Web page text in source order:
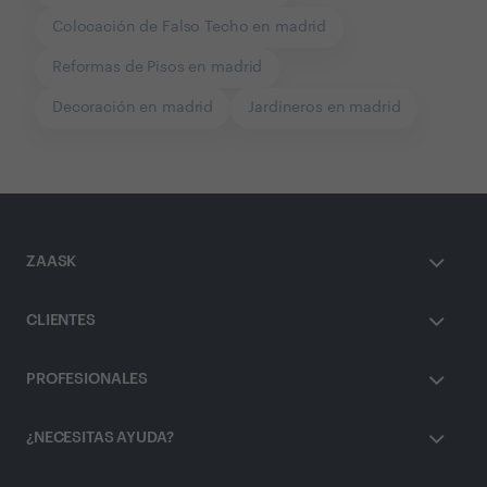
Colocación de Falso Techo en madrid
Reformas de Pisos en madrid
Decoración en madrid Jardineros en madrid
ZAASK
CLIENTES
PROFESIONALES
¿NECESITAS AYUDA?